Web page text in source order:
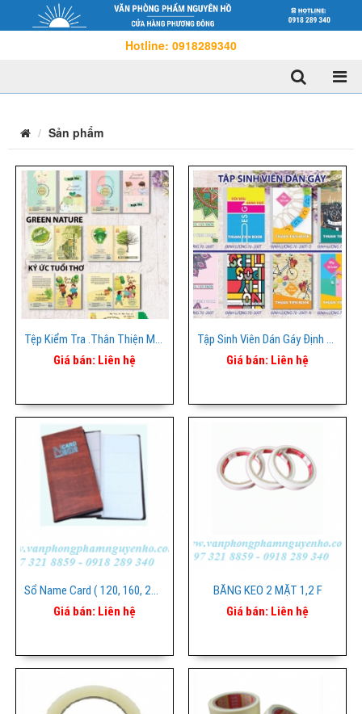
Hotline: 0918289340
Sản phẩm
Tệp Kiểm Tra .Thân Thiện Môi Trường
Giá bán: Liên hệ
Tập Sinh Viên Dán Gáy Định Lượng 70=>200TR
Giá bán: Liên hệ
Sổ Name Card ( 120, 160, 240 Card)
Giá bán: Liên hệ
BĂNG KEO 2 MẶT 1,2 F
Giá bán: Liên hệ